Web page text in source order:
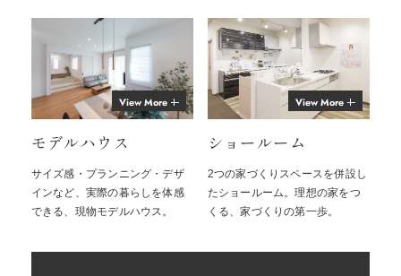
View More
モデルハウス
サイズ感・プランニング・デザ
インなど、実際の暮らしを体感
できる、現物モデルハウス。
View More
ショールーム
2つの家づくりスペースを併設し
たショールーム。理想の家をつ
くる、家づくりの第一歩。